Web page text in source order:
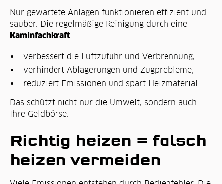
Nur gewartete Anlagen funktionieren effizient und
sauber. Die regelmäßige Reinigung durch eine
Kaminfachkraft:
verbessert die Luftzufuhr und Verbrennung,
verhindert Ablagerungen und Zugprobleme,
reduziert Emissionen und spart Heizmaterial.
Das schützt nicht nur die Umwelt, sondern auch
Ihre Geldbörse.
Richtig heizen = falsch
heizen vermeiden